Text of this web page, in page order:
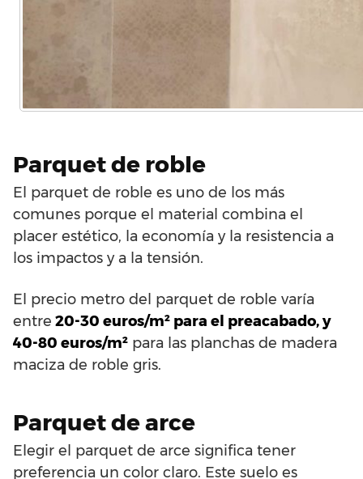
Parquet de roble
El parquet de roble es uno de los más
comunes porque el material combina el
placer estético, la economía y la resistencia a
los impactos y a la tensión.
El precio metro del parquet de roble varía
entre 20-30 euros/m² para el preacabado, y
40-80 euros/m² para las planchas de madera
maciza de roble gris.
Parquet de arce
Elegir el parquet de arce significa tener
preferencia un color claro. Este suelo es